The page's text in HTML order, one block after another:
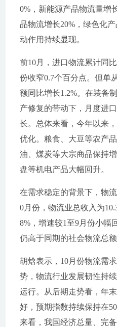
0%，新能源产品物流量增
品物流增长20%，绿色化
动作用持续显现。
前10月，进口物流累计同
份收窄0.7个百分点。但单
额同比增长1.2%。在装备
产修复的带动下，月度进
长。总体来看，今年以来
优化。粮食、大豆等农产
油、煤炭等大宗商品保持
盘等机电产品大幅回升。
在需求稳定的背景下，物
0月份，物流业总收入为
8%，增速较1至9月份小幅
仍高于同期的社会物流总
胡焓表示，10月份物流需
势，物流行业发展韧性持
运行。从后期走势看，年
好，预期指数持续保持在
来看，我国经济总量、完